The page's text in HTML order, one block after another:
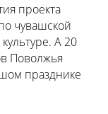
проекта
чувашской
А 20
Поволжья
празднике